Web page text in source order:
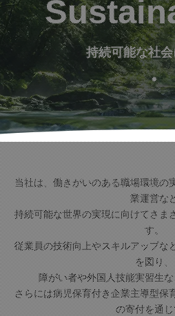
持続可能な社
当社は、働きがいのある職場環境の
業運営な
持続可能な世界の実現に向けてさま
す。
従業員の技術向上やスキルアップな
を図り、
障がい者や外国人技能実習生
さらには病児保育付き企業主導型保
の寄付を通